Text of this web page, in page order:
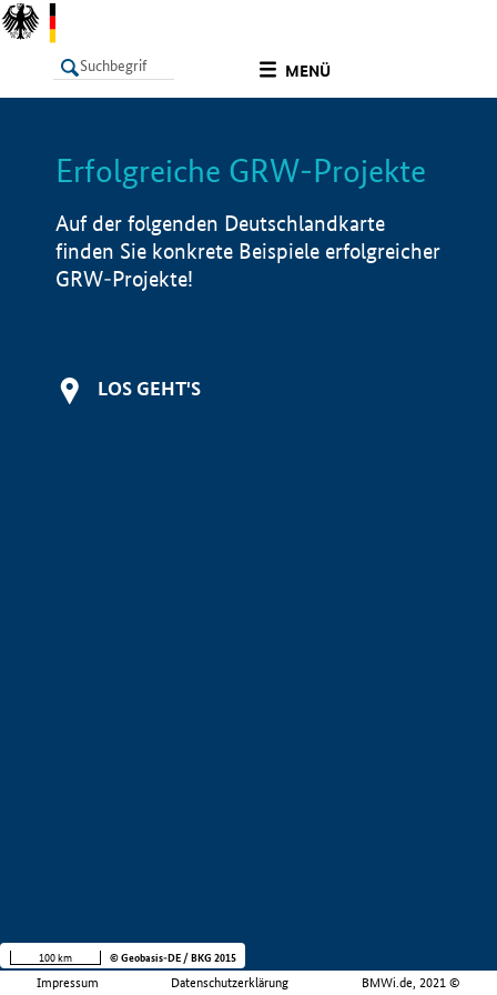
MENÜ
LISTE Info
Erfolgreiche GRW-Projekte
Auf der folgenden Deutschlandkarte
finden Sie konkrete Beispiele erfolgreicher
GRW-Projekte!
LOS GEHT'S
Impressum Datenschutzerklärung BMWi.de, 2021 ©
100 km © Geobasis-DE / BKG 2015